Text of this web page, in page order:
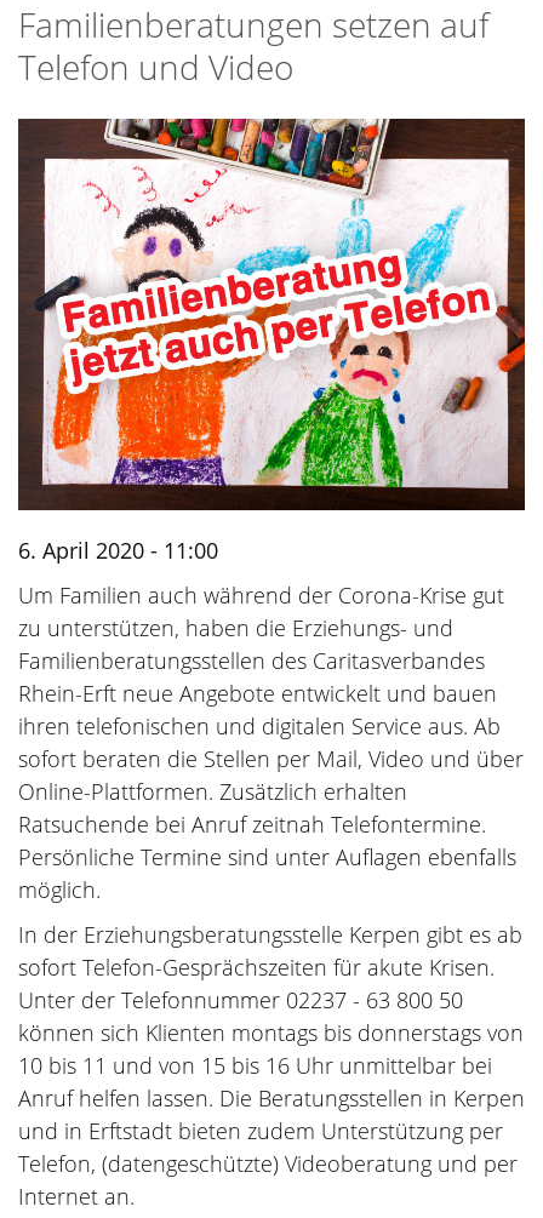
Familienberatungen setzen auf
Telefon und Video
6. April 2020 - 11:00
Um Familien auch während der Corona-Krise gut
zu unterstützen, haben die Erziehungs- und
Familienberatungsstellen des Caritasverbandes
Rhein-Erft neue Angebote entwickelt und bauen
ihren telefonischen und digitalen Service aus. Ab
sofort beraten die Stellen per Mail, Video und über
Online-Plattformen. Zusätzlich erhalten
Ratsuchende bei Anruf zeitnah Telefontermine.
Persönliche Termine sind unter Auflagen ebenfalls
möglich.
In der Erziehungsberatungsstelle Kerpen gibt es ab
sofort Telefon-Gesprächszeiten für akute Krisen.
Unter der Telefonnummer 02237 - 63 800 50
können sich Klienten montags bis donnerstags von
10 bis 11 und von 15 bis 16 Uhr unmittelbar bei
Anruf helfen lassen. Die Beratungsstellen in Kerpen
und in Erftstadt bieten zudem Unterstützung per
Telefon, (datengeschützte) Videoberatung und per
Internet an.